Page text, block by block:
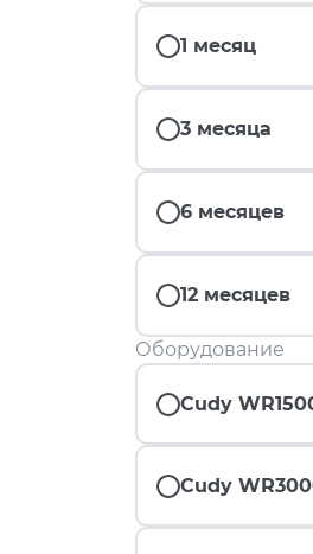
1 месяц
3 месяца
6 месяцев
12 месяцев
Оборудование
Cudy
Cudy